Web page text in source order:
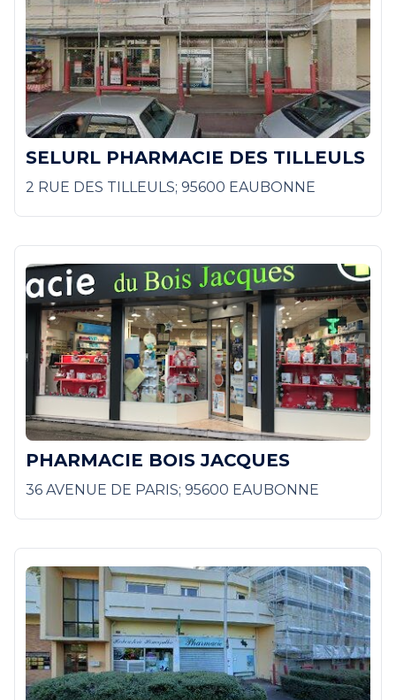
SELURL PHARMACIE DES TILLEULS
2 RUE DES TILLEULS; 95600 EAUBONNE
PHARMACIE BOIS JACQUES
36 AVENUE DE PARIS; 95600 EAUBONNE